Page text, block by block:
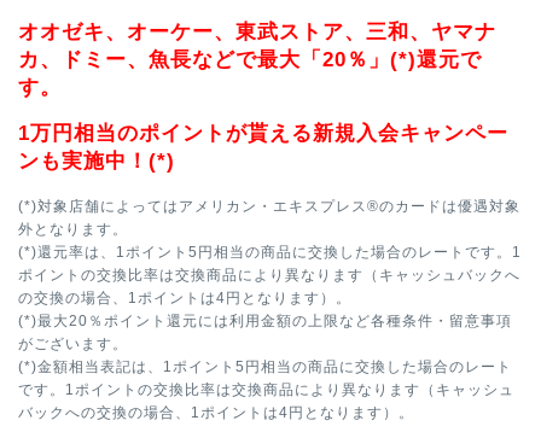
オオゼキ、オーケー、東武ストア、三和、ヤマナ
カ、ドミー、魚長などで最大「20％」(*)還元で
す。
1万円相当のポイントが貰える新規入会キャンペー
ンも実施中！(*)
(*)対象店舗によってはアメリカン・エキスプレス®のカードは優遇対象
外となります。
(*)還元率は、1ポイント5円相当の商品に交換した場合のレートです。1
ポイントの交換比率は交換商品により異なります（キャッシュバックへ
の交換の場合、1ポイントは4円となります）。
(*)最大20％ポイント還元には利用金額の上限など各種条件・留意事項
がございます。
(*)金額相当表記は、1ポイント5円相当の商品に交換した場合のレート
です。1ポイントの交換比率は交換商品により異なります（キャッシュ
バックへの交換の場合、1ポイントは4円となります）。